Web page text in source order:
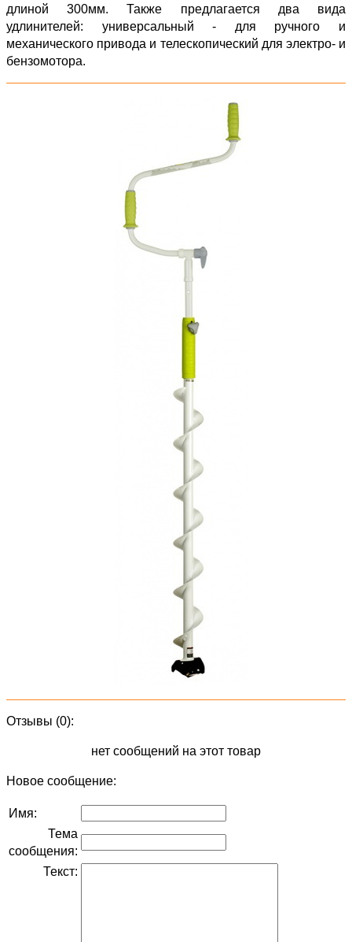
длиной 300мм. Также предлагается два вида
удлинителей: универсальный - для ручного и
механического привода и телескопический для электро- и
бензомотора.
Отзывы (0):
нет сообщений на этот товар
Новое сообщение:
Имя:
Тема
сообщения:
Текст: